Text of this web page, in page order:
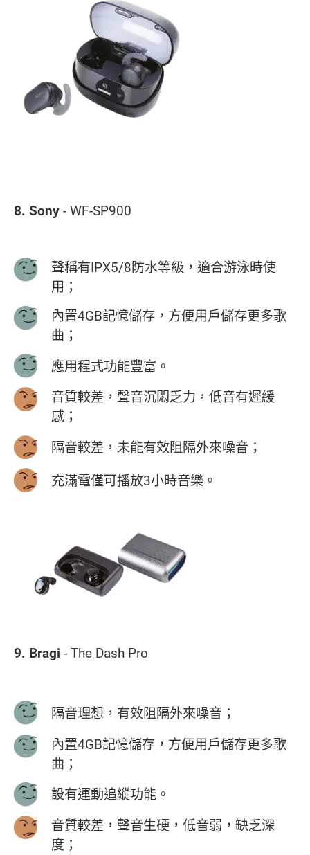
8. Sony- WF-SP900
聲稱有IPX5/8防水等級，適合游泳時使
用；
內置4GB記憶儲存，方便用戶儲存更多歌
曲；
應用程式功能豐富。
音質較差，聲音沉悶乏力，低音有遲緩
感；
隔音較差，未能有效阻隔外來噪音；
充滿電僅可播放3小時音樂。
9. Bragi - The Dash Pro
隔音理想，有效阻隔外來噪音；
內置4GB記憶儲存，方便用戶儲存更多歌
曲；
設有運動追縱功能。
音質較差，聲音生硬，低音弱，缺乏深
度；